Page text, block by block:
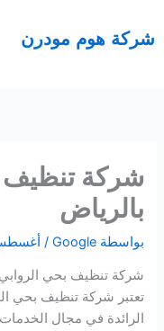
شركة هوم مودرن
شركة تنظيف
بالرياض
بواسطة Google
/ أغسطس 6,
شركة تنظيف بحي الروابي
تعتبر شركة تنظيف بحي
الرائدة في مجال الخدمات